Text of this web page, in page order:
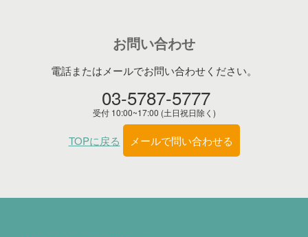
お問い合わせ
電話またはメールでお問い合わせください。
03-5787-5777
受付 10:00~17:00 (土日祝日除く)
TOPに戻る メールで問い合わせる